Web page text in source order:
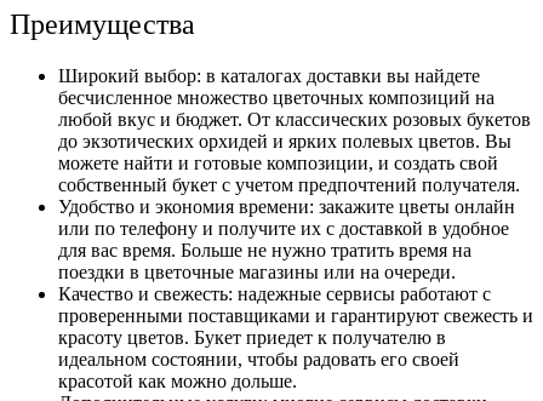
Преимущества
Широкий выбор: в каталогах доставки вы найдете
бесчисленное множество цветочных композиций на
любой вкус и бюджет. От классических розовых букетов
до экзотических орхидей и ярких полевых цветов. Вы
можете найти и готовые композиции, и создать свой
собственный букет с учетом предпочтений получателя.
Удобство и экономия времени: закажите цветы онлайн
или по телефону и получите их с доставкой в удобное
для вас время. Больше не нужно тратить время на
поездки в цветочные магазины или на очереди.
Качество и свежесть: надежные сервисы работают с
проверенными поставщиками и гарантируют свежесть и
красоту цветов. Букет приедет к получателю в
идеальном состоянии, чтобы радовать его своей
красотой как можно дольше.